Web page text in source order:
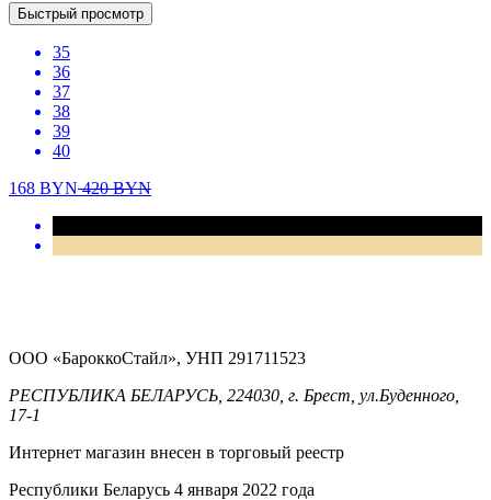
Быстрый просмотр
35
36
37
38
39
40
168 BYN420BYN
ООО «БароккоСтайл», УНП 291711523
РЕСПУБЛИКА БЕЛАРУСЬ, 224030, г. Брест, ул.Буденного,
17-1
Интернет магазин внесен в торговый реестр
Республики Беларусь 4 января 2022 года